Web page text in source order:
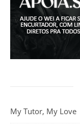
My Tutor, My Love